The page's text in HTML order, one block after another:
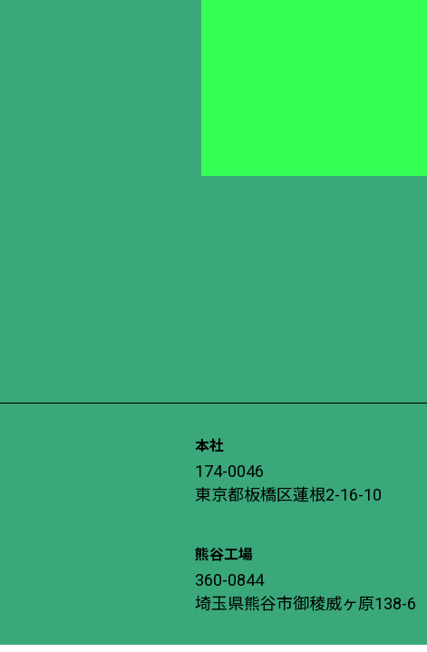
本社
174-0046
東京都板橋区蓮根2-16-10
熊谷工場
360-0844
埼玉県熊谷市御稜威ヶ原138-6